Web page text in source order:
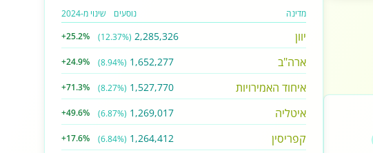
מדינה נוסעים שינוי מ-2024
יוון 2,285,326
(12.37%)
+25.2%
ארה"ב 1,652,277
(8.94%)
+24.9%
איחוד האמירויות 1,527,770
(8.27%)
+71.3%
איטליה 1,269,017
(6.87%)
+49.6%
קפריסין 1,264,412
(6.84%)
+17.6%